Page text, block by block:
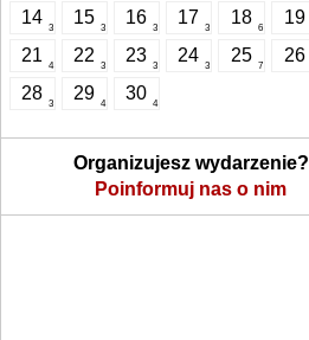
14
3
15
3
16
3
17
3
18
6
19
21
4
22
3
23
3
24
3
25
7
26
28
3
29
4
30
4
Organizujesz wydarzenie?
Poinformuj nas o nim